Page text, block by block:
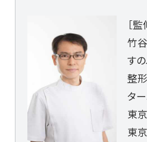
［
竹
すの
整
タ
東
東